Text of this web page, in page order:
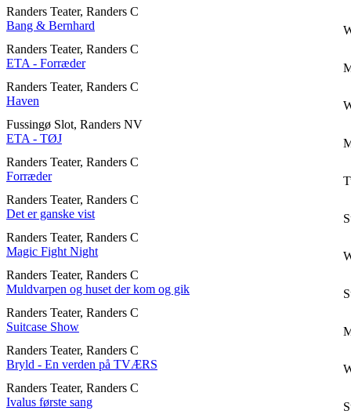
Randers Teater, Randers C
Bang & Bernhard
Randers Teater, Randers C
ETA - Forræder
Randers Teater, Randers C
Haven
Fussingø Slot, Randers NV
ETA - TØJ
Randers Teater, Randers C
Forræder
Randers Teater, Randers C
Det er ganske vist
Randers Teater, Randers C
Magic Fight Night
Randers Teater, Randers C
Muldvarpen og huset der kom og gik
Randers Teater, Randers C
Suitcase Show
Randers Teater, Randers C
Bryld - En verden på TVÆRS
Randers Teater, Randers C
Ivalus første sang